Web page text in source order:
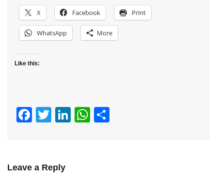
X Facebook Print
WhatsApp More
Like this:
Facebook
TwitterLinkedIn
WhatsApp
Leave a Reply